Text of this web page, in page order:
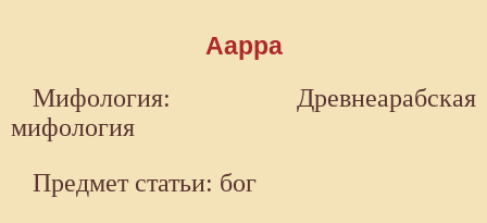
Аарра
Мифология: Древнеарабская
мифология
Предмет статьи: бог